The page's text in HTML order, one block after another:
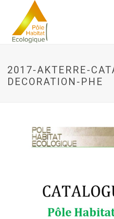
2017-AKTERRE-
DECORATION-PHE